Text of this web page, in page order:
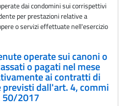
dai condomini sui corrispettivi
per prestazioni relative a
o servizi effettuate nell'esercizio
operate sui canoni o
o pagati nel mese
ai contratti di
previsti dall'art. 4, commi
50/2017